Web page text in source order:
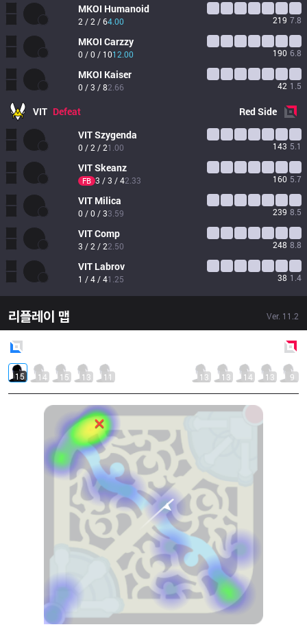
MKOI Humanoid
2 / 2 / 64.00 219 7.8
MKOI Carzzy
0 / 0 / 1012.00 190 6.8
MKOI Kaiser
0 / 3 / 82.66 42 1.5
VIT Defeat RedSide
VITSzygenda
0 / 2 / 21.00 143 5.1
VITSkeanz
FB 3 / 3 / 42.33 160 5.7
VIT Milica
0 / 0 / 33.59 239 8.5
VITComp
3 / 2 / 22.50 248 8.8
VIT Labrov
1 / 4 / 41.25 38 1.4
리플레이 맵 Ver. 11.2
15 14 15 13 11 13 13 14 13 9